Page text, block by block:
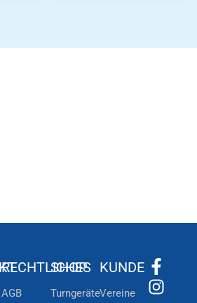
RECHTLICHES
AGB
SHOP
Turngeräte
KUNDE
Vereine